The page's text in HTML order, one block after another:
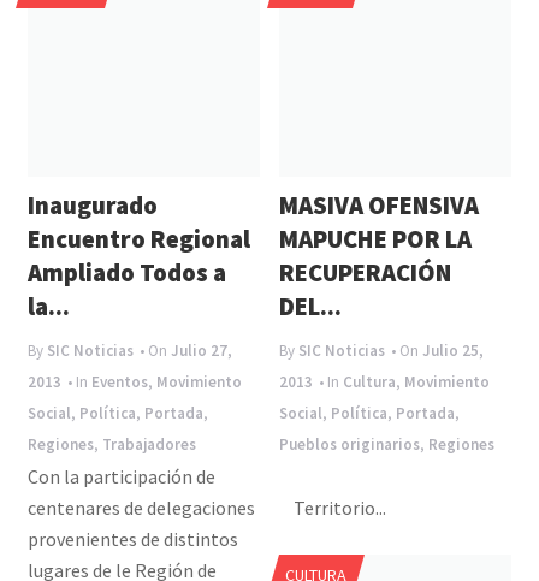
Inaugurado
Encuentro Regional
Ampliado Todos a
la...
By SIC Noticias • OnJulio 27,
2013 • In Eventos, Movimiento
Social, Política, Portada,
Regiones, Trabajadores
Con la participación de
centenares de delegaciones
provenientes de distintos
lugares de le Región de
MASIVA OFENSIVA
MAPUCHE POR LA
RECUPERACIÓN
DEL...
By SIC Noticias • OnJulio 25,
2013 • In Cultura, Movimiento
Social, Política, Portada,
Pueblos originarios, Regiones
Territorio...
CULTURA